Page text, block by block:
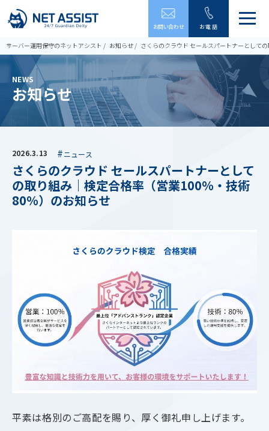
お問い合わせ お電話
メ
ュ
ー
閉
す
る
サーバー運用保守のネットアシスト お知らせ さくらのクラウド セールスパートナーとして
NEWS
お知らせ
2026.3.13 ニュース
さくらのクラウド セールスパートナーとして
の取り組み｜検定合格率（営業100％・技術
80％）のお知らせ
平素は格別のご高配を賜り、厚く御礼申し上げます。